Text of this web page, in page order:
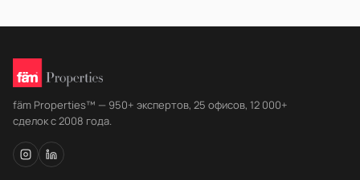
fäm Properties™ — 950+ экспертов, 25 офисов, 12 000+
сделок с 2008 года.